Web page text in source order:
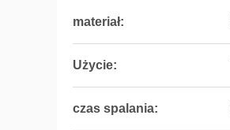
materiał:
Użycie:
czas spalania: